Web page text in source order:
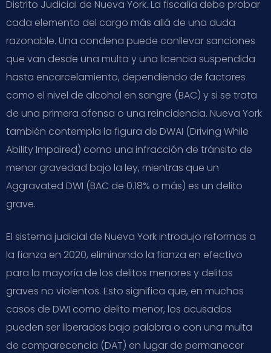
Distrito Judicial de Nueva York. La fiscalía debe probar
cada elemento del cargo más allá de una duda
razonable. Una condena puede conllevar sanciones
que van desde una multa y una licencia suspendida
hasta encarcelamiento, dependiendo de factores
como el nivel de alcohol en sangre (BAC) y si se trata
de una primera ofensa o una reincidencia. Nueva York
también contempla la figura de DWAI (Driving While
Ability Impaired) como una infracción de tránsito de
menor gravedad bajo la ley, mientras que un
Aggravated DWI (BAC de 0.18% o más) es un delito
grave.
El sistema judicial de Nueva York introdujo reformas a
la fianza en 2020, eliminando la fianza en efectivo
para la mayoría de los delitos menores y delitos
graves no violentos. Esto significa que, en muchos
casos de DWI como delito menor, los acusados
pueden ser liberados bajo palabra o con una multa
de comparecencia (DAT) en lugar de permanecer